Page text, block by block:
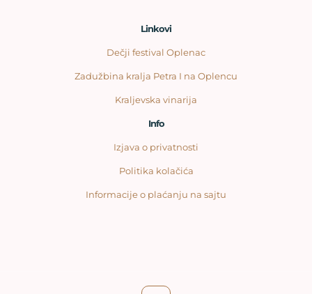
Linkovi
Dečji festival Oplenac
Zadužbina kralja Petra I na Oplencu
Kraljevska vinarija
Info
Izjava o privatnosti
Politika kolačića
Informacije o plaćanju na sajtu